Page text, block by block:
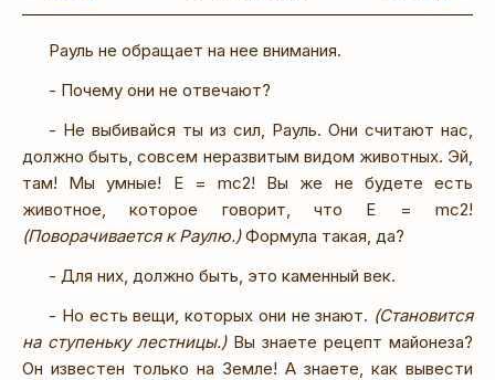
Рауль не обращает на нее внимания.
- Почему они не отвечают?
- Не выбивайся ты из сил, Рауль. Они считают нас,
должно быть, совсем неразвитым видом животных. Эй,
там! Мы умные! E = mc2! Вы же не будете есть
животное, которое говорит, что E = mc2!
(Поворачивается к Раулю.)Формула такая, да?
- Для них, должно быть, это каменный век.
- Но есть вещи, которых они не знают. (Становится
на ступеньку лестницы.)Вы знаете рецепт майонеза?
Он известен только на Земле! А знаете, как вывести